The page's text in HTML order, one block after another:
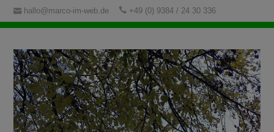
hallo@marco-im-web.de +49 (0) 9384 / 24 30 336